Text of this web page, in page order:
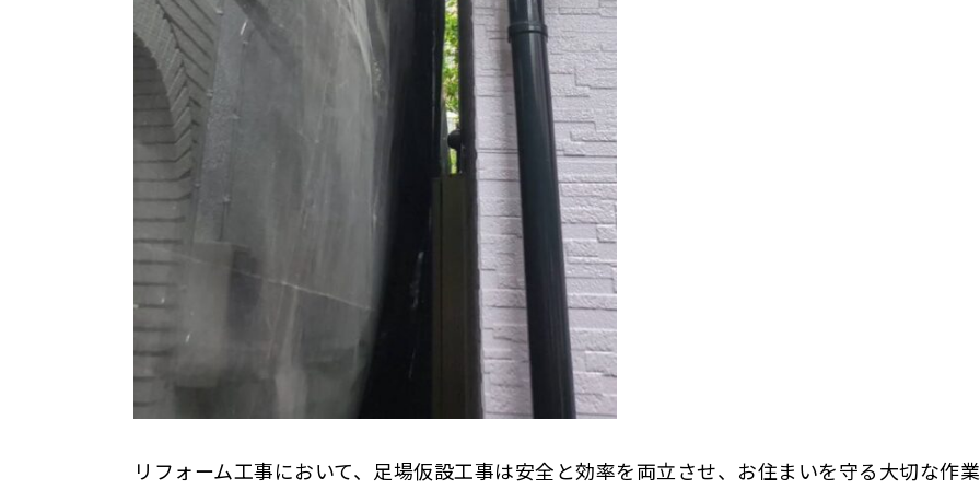
リフォーム工事において、足場仮設工事は安全と効率を両立させ、お住まいを守る大切な作